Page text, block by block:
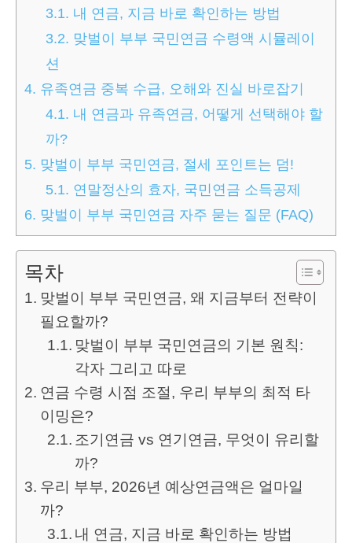
3.1. 내 연금, 지금 바로 확인하는 방법
3.2. 맞벌이 부부 국민연금 수령액 시뮬레이
션
4. 유족연금 중복 수급, 오해와 진실 바로잡기
4.1. 내 연금과 유족연금, 어떻게 선택해야 할
까?
5. 맞벌이 부부 국민연금, 절세 포인트는 덤!
5.1. 연말정산의 효자, 국민연금 소득공제
6. 맞벌이 부부 국민연금 자주 묻는 질문 (FAQ)
목차
맞벌이 부부 국민연금, 왜 지금부터 전략이
필요할까?
맞벌이 부부 국민연금의 기본 원칙:
각자 그리고 따로
연금 수령 시점 조절, 우리 부부의 최적 타
이밍은?
조기연금 vs 연기연금, 무엇이 유리할
까?
우리 부부, 2026년 예상연금액은 얼마일
까?
내 연금, 지금 바로 확인하는 방법